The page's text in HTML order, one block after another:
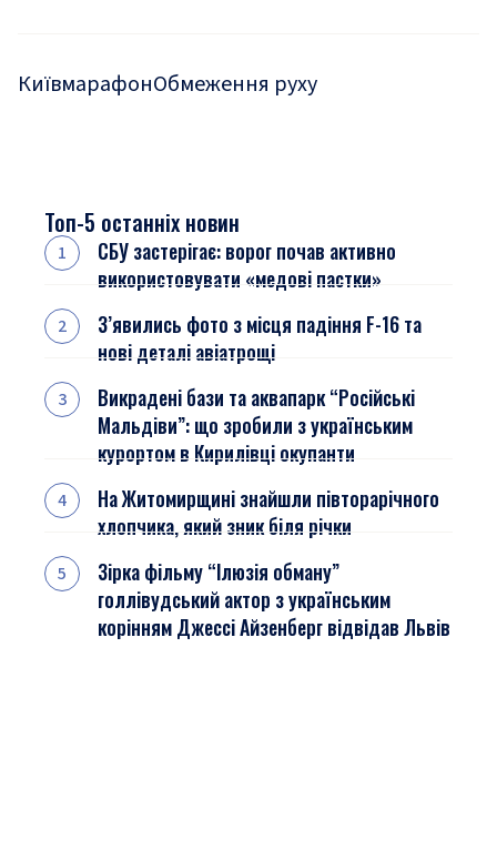
КиївмарафонОбмеження руху
Топ-5 останніх новин
СБУ застерігає: ворог почав активно
використовувати «медові пастки»
З’явились фото з місця падіння F-16 та
нові деталі авіатрощі
Викрадені бази та аквапарк “Російські
Мальдіви”: що зробили з українським
курортом в Кирилівці окупанти
На Житомирщині знайшли півторарічного
хлопчика, який зник біля річки
Зірка фільму “Ілюзія обману”
голлівудський актор з українським
корінням Джессі Айзенберг відвідав Львів